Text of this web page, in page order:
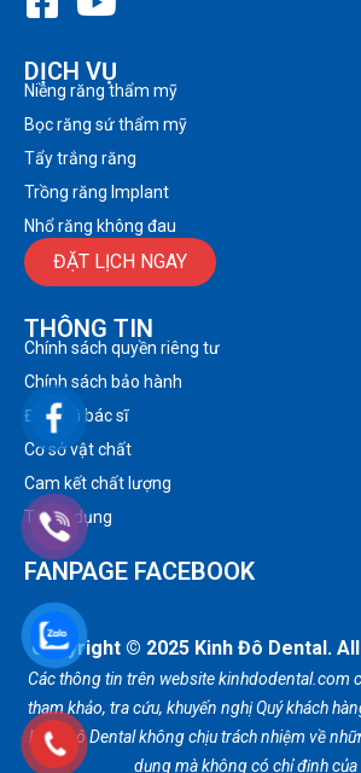
DỊCH VỤ
Niềng răng thẩm mỹ
Bọc răng sứ thẩm mỹ
Tẩy trắng răng
Trồng răng Implant
Nhổ răng không đau
ĐẶT LỊCH NGAY
THÔNG TIN
Chính sách quyền riêng tư
Chính sách bảo hành
Đội ngũ bác sĩ
Cơ sở vật chất
Cam kết chất lượng
Tuyển dụng
FANPAGE FACEBOOK
Copyright © 2025 Kinh Đô Dental.
Các thông tin trên website kinhdodental.com
tham khảo, tra cứu, khuyến nghị Quý khách
Kinh Đô Dental không chịu trách nhiệm về
dụng mà không có chỉ định của